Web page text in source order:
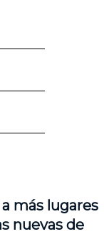
más lugares
nuevas de